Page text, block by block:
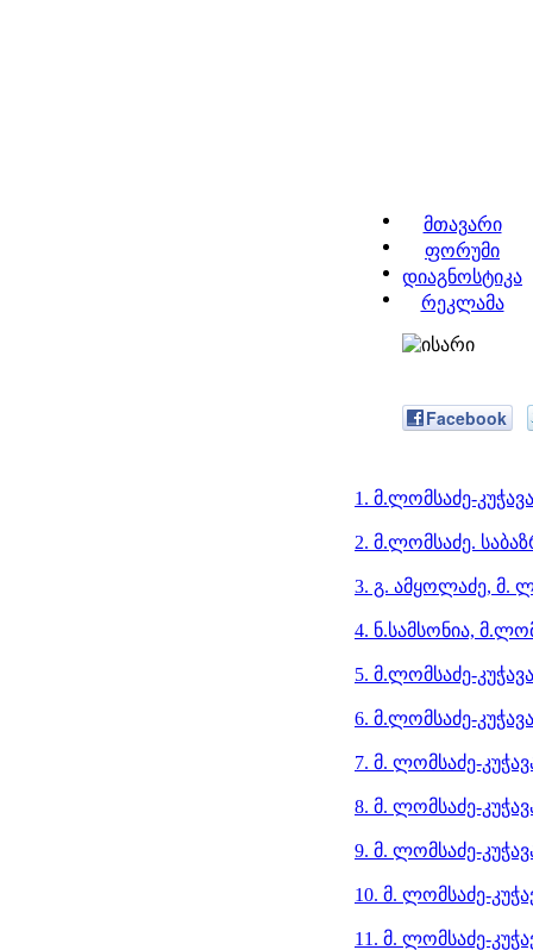
მთავარი
ფორუმი
დიაგნოსტიკა
რეკლამა
Facebook
1. მ.ლომსაძე-
2. მ.ლომსაძე.
3. გ. ამყოლაძე, მ.
4. ნ.სამსონია,
5. მ.ლომსაძე-
6. მ.ლომსაძე-
7. მ. ლომსაძე-
8. მ. ლომსაძე-
9. მ. ლომსაძე-
10. მ. ლომსაძე-
11. მ. ლომსაძე-